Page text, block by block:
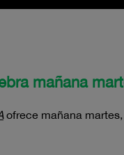
mañana
ofrece mañana